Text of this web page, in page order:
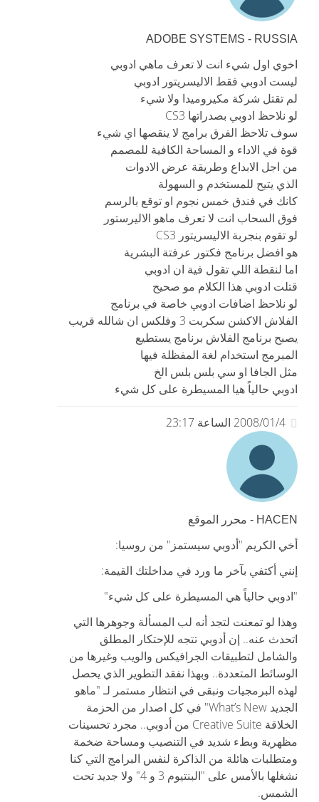
ADOBE SYSTEMS - RUSSIA
اخوي اول شيء انت لا تعرف ماهي ادوبي
ليست ادوبي فقط الاليسريتور ادوبي
لم تقتل شركة مكيروميدا ولا شيء
لو نلاحظ ادوبي بصدراتها CS3
سوف تلاحظ الفرق برامج لا ينقصها اي شيء
قوة في الاداء و المساحة الكافية للمصمم
من اجل الابداع وطريقة عرض الادوات
الذي يتيح للمستخدم و السهولة
كانك في فندق خمس نجوم او توقع بالرسم
فوق السحاب انت لا تعرف ماهو الاليرستور
لو تقوم بنجربة الاليسريتور CS3
هو افضل برنامج فكتور عرفتة البشرية
اما لنقطة اللي تقول فية ان ادوبي
قتلت ادوبي هذا الكلام مو صحيح
لو نلاحظ اضافات ادوبي خاصة في برنامج
الفلاش الاكشن سكربت 3 وفلكس ان شالله قريب
يصبح برنامج الفلاش برنامج يستطيع
المبرمج استخدام لغة المفظلة فيها
مثل الجافا او سي بلس بلس الخ
ادوبي حالياً هيا المسيطرة على كل شيء
2008/01/4 الساعة 23:17
HACEN - محرر الموقع
أخي الكريم "أدوبي سيستمز" من روسيا:
إنني أكتفي بآخر ما ورد في مداخلتك القيمة:
"ادوبي حالياً هي المسيطرة على كل شيء"
وهذا لو تمعنت لتجد أنه لب المسألة وجوهرها التي
اتحدث عنه.. إن أدوبي تتجه للإحتكار المطلق
والشامل لتطبيقات الجرافيكس والويب وغيرها من
الوسائط المتعددة.. وبهذا نفقد التطوير الذي يحصل
لهذه البرمجيات ونبقى في انتظار مستمر لـ "ماهو
الجديد What’s New" في كل اصدار من الحزمة
الخلاقة Creative Suite من أدوبي.. مجرد تحسينات
مظهرية وبطء شديد في التنصيب ومساحة ضخمة
ومتطلبات هائلة من الذاكرة لنفس البرامج التي كنا
نشغلها بالأمس على "البنتيوم 3 و 4" ولا جديد تحت
الشمس.